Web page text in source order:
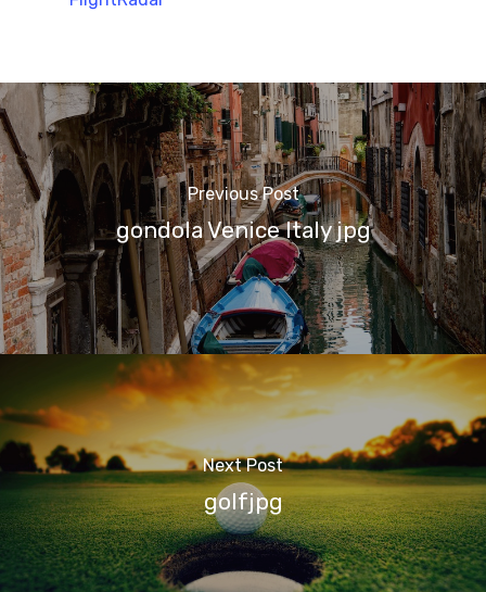
Previous Post
gondola Venice Italy jpg
Next Post
golfjpg